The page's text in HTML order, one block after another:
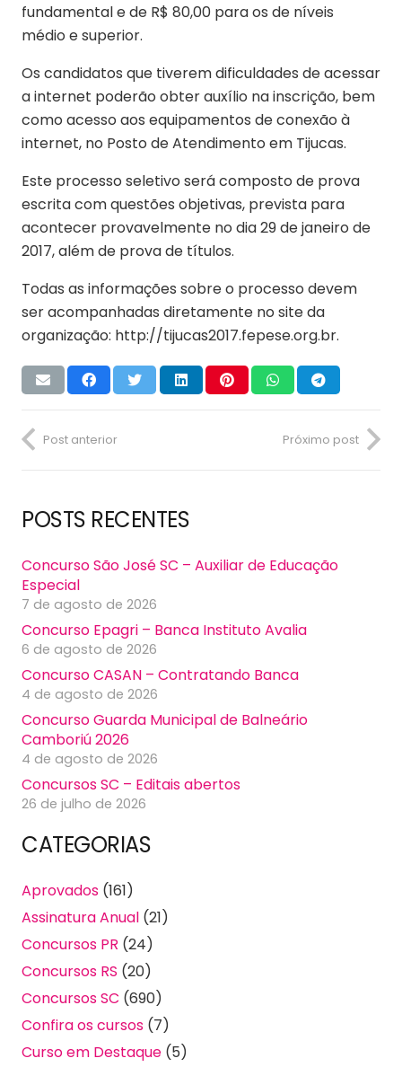
fundamental e de R$ 80,00 para os de níveis
médio e superior.
Os candidatos que tiverem dificuldades de acessar
a internet poderão obter auxílio na inscrição, bem
como acesso aos equipamentos de conexão à
internet, no Posto de Atendimento em Tijucas.
Este processo seletivo será composto de prova
escrita com questões objetivas, prevista para
acontecer provavelmente no dia 29 de janeiro de
2017, além de prova de títulos.
Todas as informações sobre o processo devem
ser acompanhadas diretamente no site da
organização: http://tijucas2017.fepese.org.br.
Post anterior Próximo post
POSTS RECENTES
Concurso São José SC – Auxiliar de Educação
Especial
7 de agosto de 2026
Concurso Epagri – Banca Instituto Avalia
6 de agosto de 2026
Concurso CASAN – Contratando Banca
4 de agosto de 2026
Concurso Guarda Municipal de Balneário
Camboriú 2026
4 de agosto de 2026
Concursos SC – Editais abertos
26 de julho de 2026
CATEGORIAS
Aprovados (161)
Assinatura Anual (21)
Concursos PR (24)
Concursos RS (20)
Concursos SC (690)
Confira os cursos (7)
Curso em Destaque (5)